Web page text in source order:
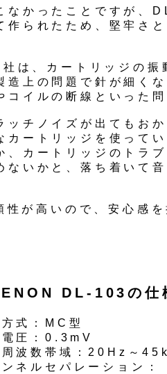
なかったことですが、
作られたため、堅牢さ
は、カートリッジの振
造上の問題で針が細く
コイルの断線といった
ッチノイズが出てもお
カートリッジを使って
、カートリッジのトラ
ないかと、落ち着いて
が高いので、安心感
DL-103の仕
式：MC型
電圧：0.3mV
周波数帯域：20Hz～
ネルセパレーション：